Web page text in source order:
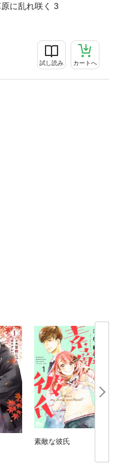
に乱れ咲く 3
試し読み カートへ
素敵な彼氏